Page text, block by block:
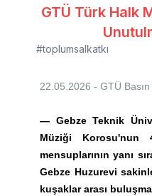
GTÜ Türk Halk
#toplumsalkatkı
22.05.2026 - GTÜ
— Gebze Teknik
Müziği Korosu'nun
mensuplarının yanı
Gebze Huzurevi
kuşaklar arası